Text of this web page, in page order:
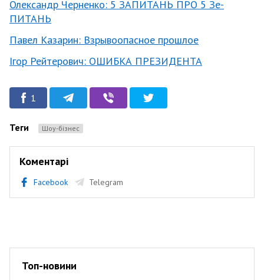
Олександр Черненко: 5 ЗАПИТАНЬ ПРО 5 Зе-
ПИТАНЬ
Павел Казарин: Взрывоопасное прошлое
Ігор Рейтерович: ОШИБКА ПРЕЗИДЕНТА
1
Теги Шоу-бізнес
Коментарі
Facebook Telegram
Топ-новини